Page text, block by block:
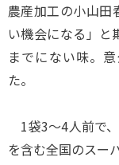
農産加工の小山田
い機会になる」と
までにない味。
た。
1袋3～4人前で
を含む全国のスー